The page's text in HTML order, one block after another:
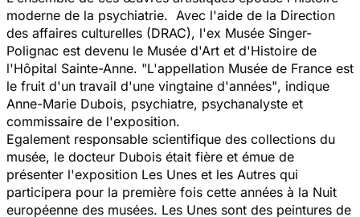
moderne de la psychiatrie. Avec l'aide de la Direction
des affaires culturelles (DRAC), l'ex Musée Singer-
Polignac est devenu le Musée d'Art et d'Histoire de
l'Hôpital Sainte-Anne. "L'appellation Musée de France est
le fruit d'un travail d'une vingtaine d'années", indique
Anne-Marie Dubois, psychiatre, psychanalyste et
commissaire de l'exposition.
Egalement responsable scientifique des collections du
musée, le docteur Dubois était fière et émue de
présenter l'exposition Les Unes et les Autres qui
participera pour la première fois cette années à la Nuit
européenne des musées. Les Unes sont des peintures de